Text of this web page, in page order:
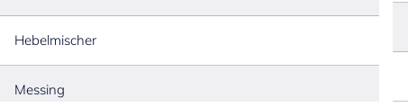
Hebelmischer
Messing